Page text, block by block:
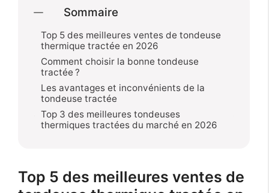
Sommaire
Top 5 des meilleures ventes de tondeuse
thermique tractée en 2026
Comment choisir la bonne tondeuse
tractée ?
Les avantages et inconvénients de la
tondeuse tractée
Top 3 des meilleures tondeuses
thermiques tractées du marché en 2026
Top 5 des meilleures ventes de